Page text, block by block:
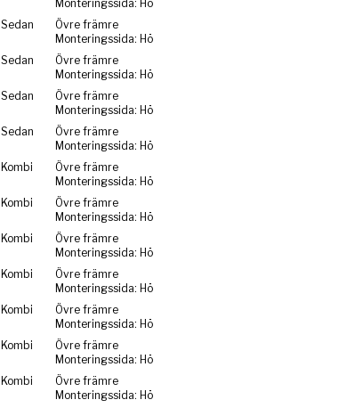
Monteringssida: Hö
Sedan
Övre främre
Monteringssida: Hö
Sedan
Övre främre
Monteringssida: Hö
Sedan
Övre främre
Monteringssida: Hö
Sedan
Övre främre
Monteringssida: Hö
Kombi
Övre främre
Monteringssida: Hö
Kombi
Övre främre
Monteringssida: Hö
Kombi
Övre främre
Monteringssida: Hö
Kombi
Övre främre
Monteringssida: Hö
Kombi
Övre främre
Monteringssida: Hö
Kombi
Övre främre
Monteringssida: Hö
Kombi
Övre främre
Monteringssida: Hö